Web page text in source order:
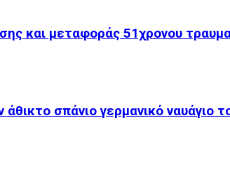
και μεταφοράς 51χρονου
άθικτο σπάνιο γερμανικό ναυάγιο